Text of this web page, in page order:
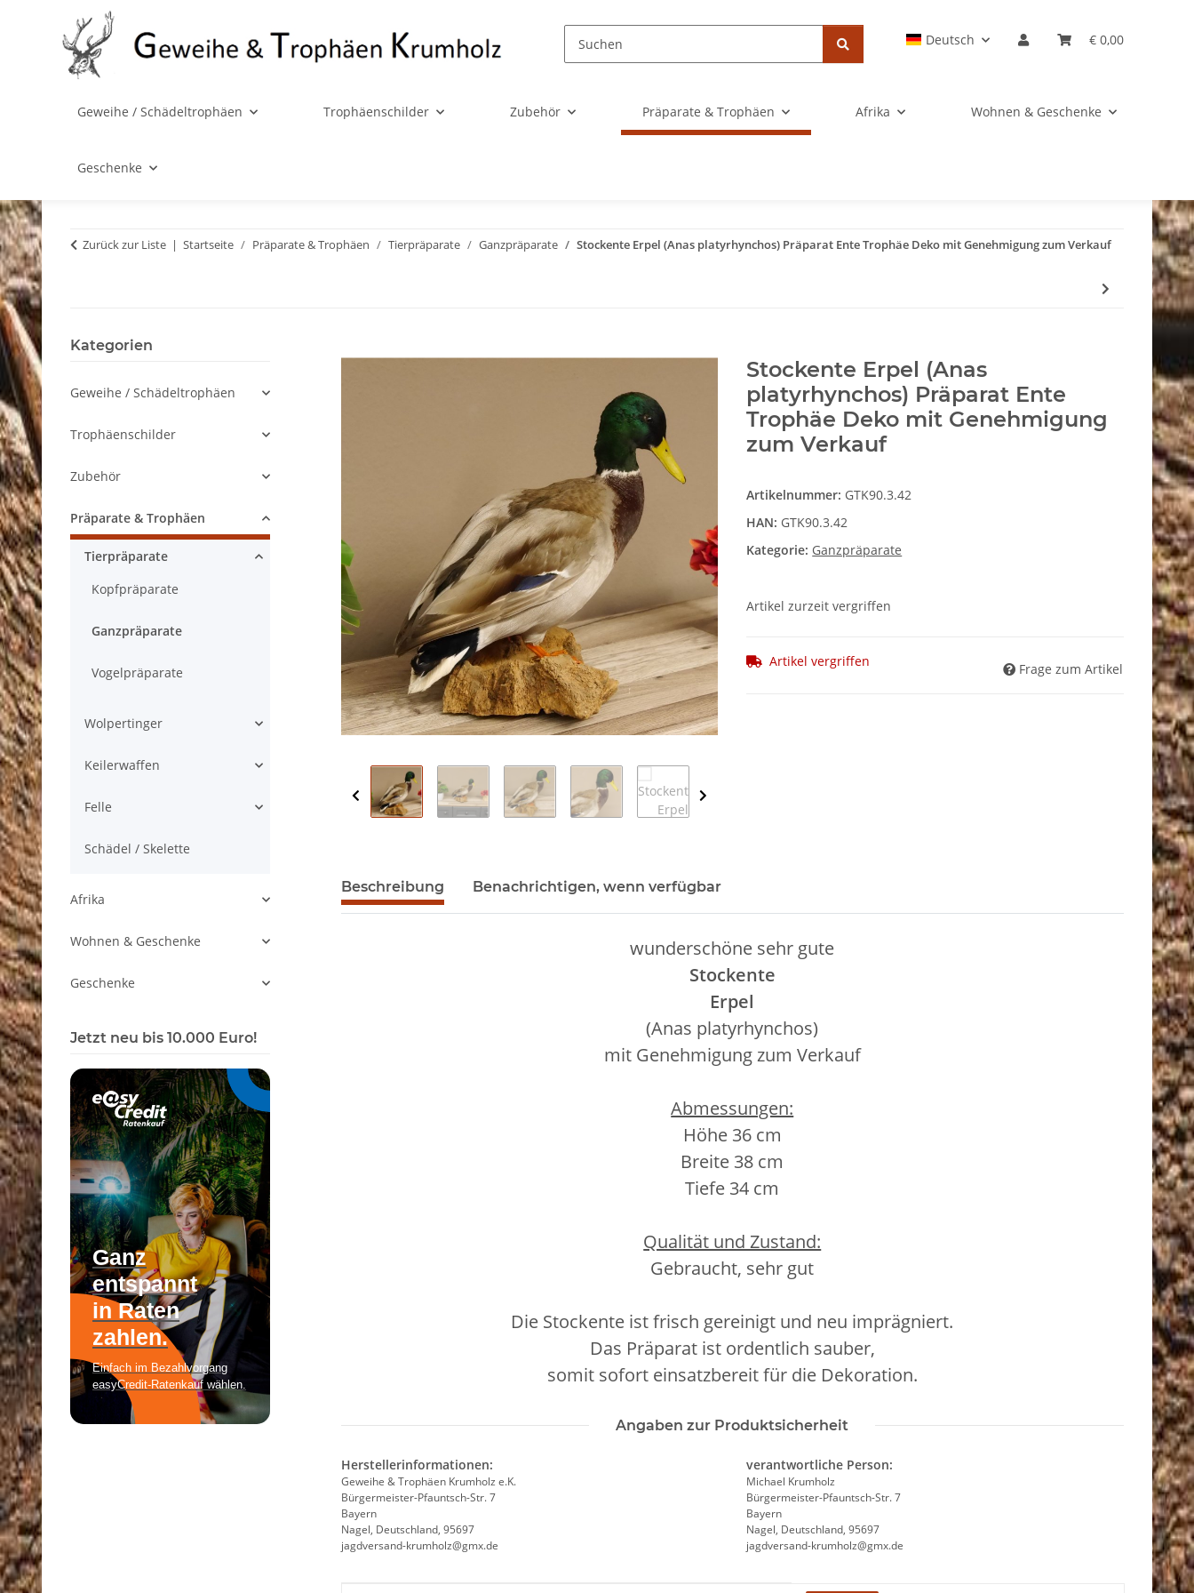
Deutsch € 0,00
Geweihe / Schädeltrophäen Trophäenschilder Zubehör Präparate & Trophäen Afrika Wohnen & Geschenke
Geschenke
Zurück zur Liste Startseite Präparate & Trophäen Tierpräparate Ganzpräparate Stockente Erpel (Anas platyrhynchos) Präparat Ente Trophäe Deko mit Genehmigung zum Verkauf
Stockente Erpel (Anas
platyrhynchos) Präparat Ente
Trophäe Deko mit Genehmigung
zum Verkauf
Artikelnummer: GTK90.3.42
HAN: GTK90.3.42
Kategorie: Ganzpräparate
Artikel zurzeit vergriffen
Artikel vergriffen Frage zum Artikel
Beschreibung Benachrichtigen, wenn verfügbar
wunderschöne sehr gute
Stockente
Erpel
(Anas platyrhynchos)
mit Genehmigung zum Verkauf
Abmessungen:
Höhe 36 cm
Breite 38 cm
Tiefe 34 cm
Qualität und Zustand:
Gebraucht, sehr gut
Die Stockente ist frisch gereinigt und neu imprägniert.
Das Präparat ist ordentlich sauber,
somit sofort einsatzbereit für die Dekoration.
Angaben zur Produktsicherheit
Herstellerinformationen:
Geweihe & Trophäen Krumholz e.K.
Bürgermeister-Pfauntsch-Str. 7
Bayern
Nagel, Deutschland, 95697
jagdversand-krumholz@gmx.de
verantwortliche Person:
Michael Krumholz
Bürgermeister-Pfauntsch-Str. 7
Bayern
Nagel, Deutschland, 95697
jagdversand-krumholz@gmx.de
Kategorien
Geweihe / Schädeltrophäen
Trophäenschilder
Zubehör
Präparate & Trophäen
Tierpräparate
Kopfpräparate
Ganzpräparate
Vogelpräparate
Wolpertinger
Keilerwaffen
Felle
Schädel / Skelette
Afrika
Wohnen & Geschenke
Geschenke
Jetzt neu bis 10.000 Euro!